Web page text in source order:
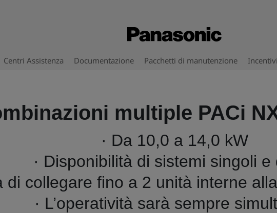
Centri Assistenza Documentazione Pacchetti di manutenzione Incentivi
multiple PACi
· Da 10,0 a 14,0 kW
· Disponibilità di sistemi singoli e
di collegare fino a 2 unità interne
· L’operatività sarà sempre